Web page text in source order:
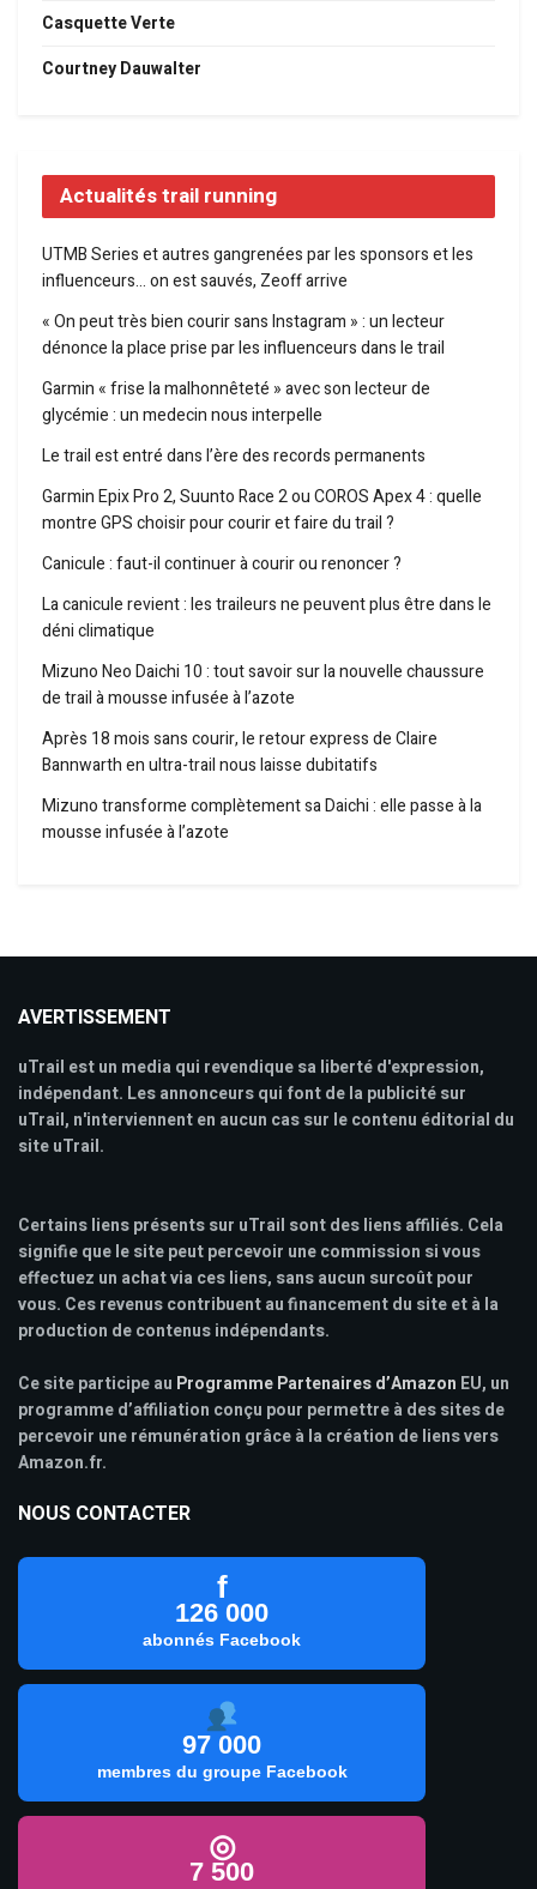
Casquette Verte
Courtney Dauwalter
Actualités trail running
UTMB Series et autres gangrenées par les sponsors et les
influenceurs… on est sauvés, Zeoff arrive
« On peut très bien courir sans Instagram » : un lecteur
dénonce la place prise par les influenceurs dans le trail
Garmin « frise la malhonnêteté » avec son lecteur de
glycémie : un medecin nous interpelle
Le trail est entré dans l’ère des records permanents
Garmin Epix Pro 2, Suunto Race 2 ou COROS Apex 4 : quelle
montre GPS choisir pour courir et faire du trail ?
Canicule : faut-il continuer à courir ou renoncer ?
La canicule revient : les traileurs ne peuvent plus être dans le
déni climatique
Mizuno Neo Daichi 10 : tout savoir sur la nouvelle chaussure
de trail à mousse infusée à l’azote
Après 18 mois sans courir, le retour express de Claire
Bannwarth en ultra-trail nous laisse dubitatifs
Mizuno transforme complètement sa Daichi : elle passe à la
mousse infusée à l’azote
AVERTISSEMENT
uTrail est un media qui revendique sa liberté d'expression,
indépendant. Les annonceurs qui font de la publicité sur
uTrail, n'interviennent en aucun cas sur le contenu éditorial du
site uTrail.
Certains liens présents sur uTrail sont des liens affiliés. Cela
signifie que le site peut percevoir une commission si vous
effectuez un achat via ces liens, sans aucun surcoût pour
vous. Ces revenus contribuent au financement du site et à la
production de contenus indépendants.
Ce site participe au Programme Partenaires d’Amazon EU, un
programme d’affiliation conçu pour permettre à des sites de
percevoir une rémunération grâce à la création de liens vers
Amazon.fr.
NOUS CONTACTER
f
126 000
abonnés Facebook
97 000
membres du groupe Facebook
◎
7 500